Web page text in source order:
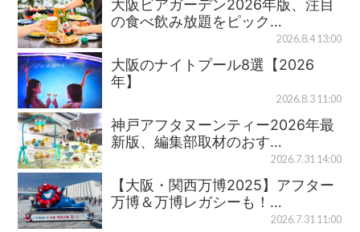
大阪ビアガーデン2026年版、注目
の食べ飲み放題をピック…
2026.8.4 13:00
大阪のナイトプール8選【2026
年】
2026.8.3 11:00
神戸アフタヌーンティー2026年最
新版、編集部取材のおす…
2026.7.31 14:00
【大阪・関西万博2025】アフター
万博＆万博レガシーも！…
2026.7.31 11:00